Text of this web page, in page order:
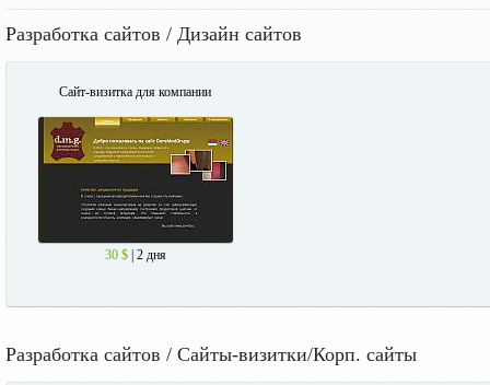
Разработка сайтов / Дизайн сайтов
Сайт-визитка для компании
30 $| 2 дня
Разработка сайтов / Сайты-визитки/Корп. сайты